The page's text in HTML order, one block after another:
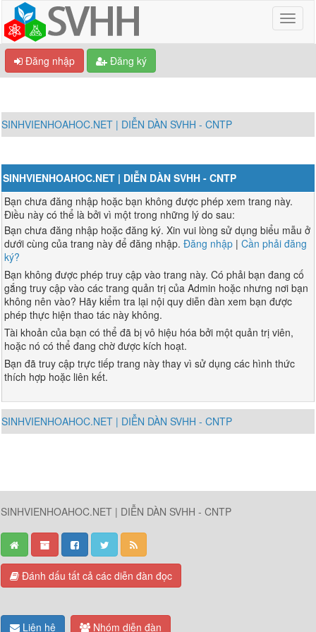
Đăng nhập Đăng ký
SINHVIENHOAHOC.NET | DIỄN DÀN SVHH - CNTP
SINHVIENHOAHOC.NET | DIỄN DÀN SVHH - CNTP
Bạn chưa đăng nhập hoặc bạn không được phép xem trang này.
Điều này có thể là bởi vì một trong những lý do sau:
Bạn chưa đăng nhập hoặc đăng ký. Xin vui lòng sử dụng biểu mẫu ở
dưới cùng của trang này để đăng nhập.Đăng nhập |Cần phải đăng
ký?
Bạn không được phép truy cập vào trang này. Có phải bạn đang cố
gắng truy cập vào các trang quản trị của Admin hoặc nhưng nơi bạn
không nên vào? Hãy kiểm tra lại nội quy diễn đàn xem bạn được
phép thực hiện thao tác này không.
Tài khoản của bạn có thể đã bị vô hiệu hóa bởi một quản trị viên,
hoặc nó có thể đang chờ được kích hoạt.
Bạn đã truy cập trực tiếp trang này thay vì sử dụng các hình thức
thích hợp hoặc liên kết.
SINHVIENHOAHOC.NET | DIỄN DÀN SVHH - CNTP
SINHVIENHOAHOC.NET | DIỄN DÀN SVHH - CNTP
Đánh dấu tất cả các diễn đàn đọc
Liên hệ Nhóm diễn đàn